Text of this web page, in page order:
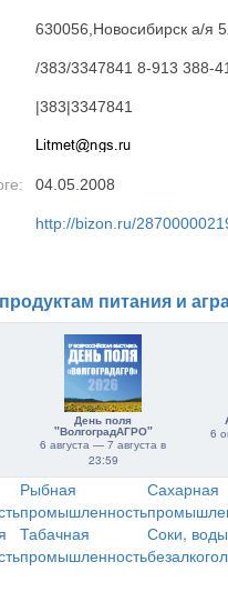
630056,Новосибирск а/я
/383/3347841 8-913 388-
|383|3347841
04.05.2008
http://bizon.ru/
питания и
День поля
"ВолгоградАГРО"
6 августа — 7 августа в
23:59
6
Рыбная
промышленность
Сахарная
Табачная
промышленность
Соки,